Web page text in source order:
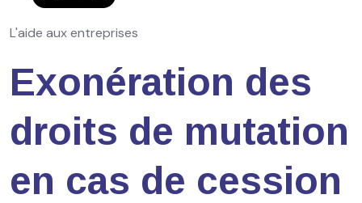
L'aide aux entreprises
Exonération des
droits de mutation
en cas de cession